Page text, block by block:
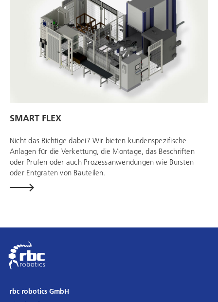
SMART FLEX
Nicht das Richtige dabei? Wir bieten kundenspezifische
Anlagen für die Verkettung, die Montage, das Beschriften
oder Prüfen oder auch Prozessanwendungen wie Bürsten
oder Entgraten von Bauteilen.
rbc robotics GmbH